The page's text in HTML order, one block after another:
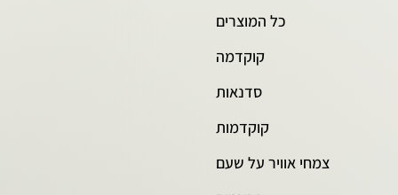
כל המוצרים
קוקדמה
סדנאות
קוקדמות
צמחי אוויר על שעם